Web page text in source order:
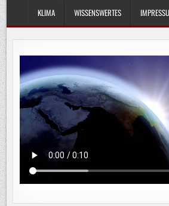
KLIMA WISSENSWERTES